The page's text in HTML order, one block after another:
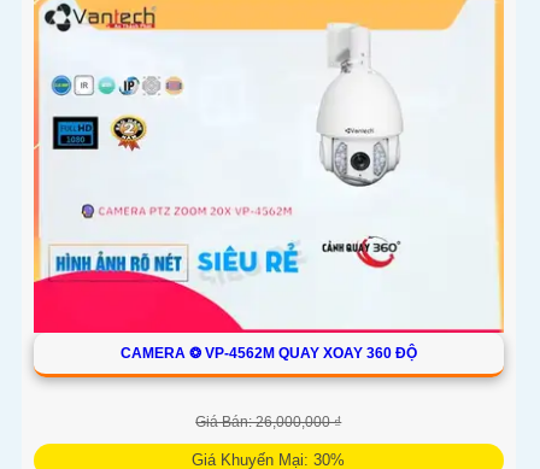
CAMERA ❂ VP-4562M QUAY XOAY 360 ĐỘ
Giá Bán: 26,000,000 ₫
Giá Khuyến Mại: 30%